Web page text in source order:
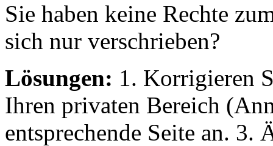
Sie haben keine Rechte
sich nur verschrieben?
Lösungen: 1. Korrigieren
Ihren privaten Bereich
entsprechende Seite an. 3.